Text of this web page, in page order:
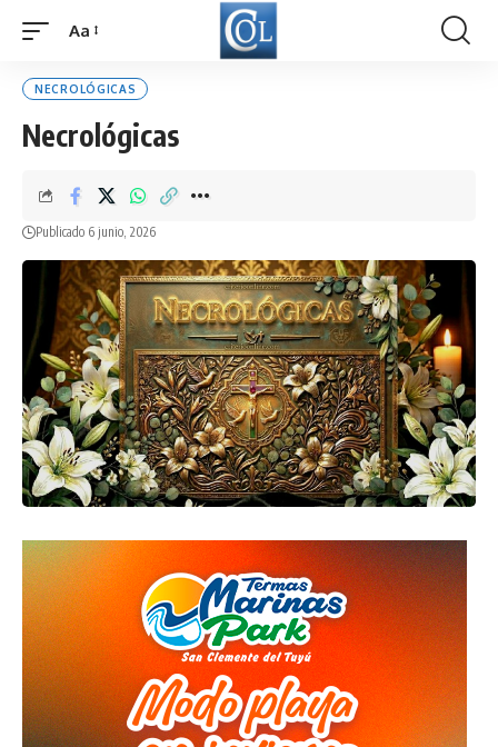
Font
Aa
NECROLÓGICAS
Necrológicas
Publicado 6 junio, 2026